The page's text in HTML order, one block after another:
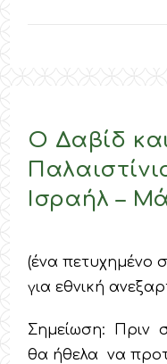
Ο Δαβίδ
Ισραήλ –
(ένα πετυχημένο
για εθνική
Σημείωση: Πριν
θα ήθελα να